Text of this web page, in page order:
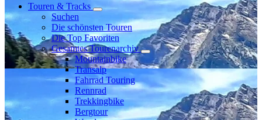
Touren & Tracks
Suchen
Die schönsten Touren
Die Top Favoriten
Gesamtes Tourenarchiv
Mountainbike
Transalp
Fahrrad Touring
Rennrad
Trekkingbike
Bergtour